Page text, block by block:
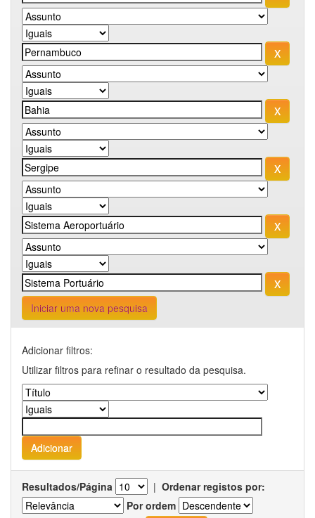
Iniciar uma nova pesquisa
Adicionar filtros:
Utilizar filtros para refinar o resultado da pesquisa.
Resultados/Página | Ordenar registos por:
Por ordem